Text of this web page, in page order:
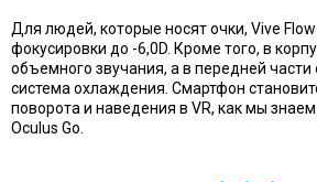
Для людей, которые носят очки, Vive
фокусировки до -6,0D. Кроме того, в
объемного звучания, а в передней части
система охлаждения. Смартфон
поворота и наведения в VR, как мы
Oculus Go.